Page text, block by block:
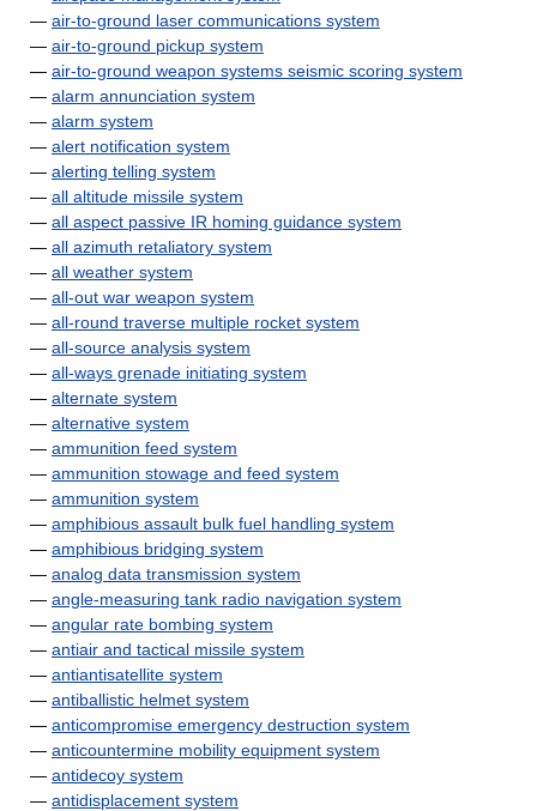
— air-to-ground laser communications system
— air-to-ground pickup system
— air-to-ground weapon systems seismic scoring system
— alarm annunciation system
— alarm system
— alert notification system
— alerting telling system
— all altitude missile system
— all aspect passive IR homing guidance system
— all azimuth retaliatory system
— all weather system
— all-out war weapon system
— all-round traverse multiple rocket system
— all-source analysis system
— all-ways grenade initiating system
— alternate system
— alternative system
— ammunition feed system
— ammunition stowage and feed system
— ammunition system
— amphibious assault bulk fuel handling system
— amphibious bridging system
— analog data transmission system
— angle-measuring tank radio navigation system
— angular rate bombing system
— antiair and tactical missile system
— antiantisatellite system
— antiballistic helmet system
— anticompromise emergency destruction system
— anticountermine mobility equipment system
— antidecoy system
— antidisplacement system